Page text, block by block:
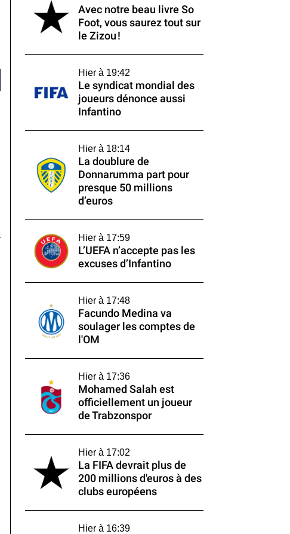
Avec notre beau livre So
Foot, vous saurez tout sur
le Zizou !
Hier à 19:42
Le syndicat mondial des
joueurs dénonce aussi
Infantino
Hier à 18:14
La doublure de
Donnarumma part pour
presque 50 millions
d’euros
Hier à 17:59
L’UEFA n’accepte pas les
excuses d’Infantino
Hier à 17:48
Facundo Medina va
soulager les comptes de
l'OM
Hier à 17:36
Mohamed Salah est
officiellement un joueur
de Trabzonspor
Hier à 17:02
La FIFA devrait plus de
200 millions d'euros à des
clubs européens
Hier à 16:39